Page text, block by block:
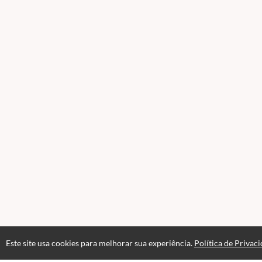
Páginas
Este site usa cookies para melhorar sua experiência. Política de